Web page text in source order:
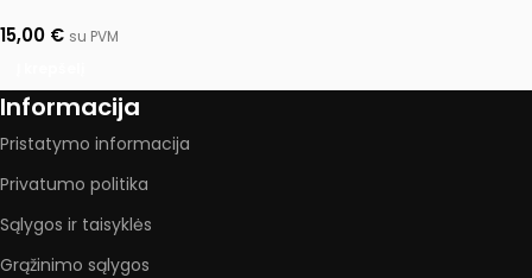
15,00 € su PVM
Informacija
Pristatymo informacija
Privatumo politika
Sąlygos ir taisyklės
Grąžinimo sąlygos